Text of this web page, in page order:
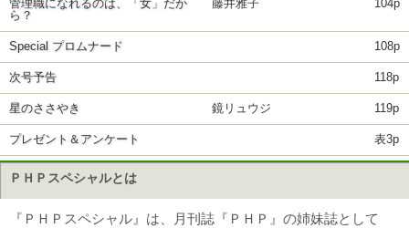
管理職になれるのは、「女」だか
ら？
藤井雅子 104p
Special プロムナード 108p
次号予告 118p
星のささやき 鏡リュウジ 119p
プレゼント＆アンケート 表3p
ＰＨＰスペシャルとは
『ＰＨＰスペシャル』は、月刊誌『ＰＨＰ』の姉妹誌として